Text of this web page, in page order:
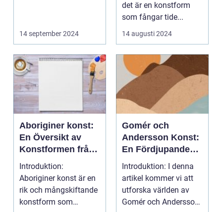
14 september 2024
det är en konstform
som fångar tide...
14 augusti 2024
Aboriginer konst:
En Översikt av
Konstformen från
Australiens
Urinvånare
Introduktion:
Aboriginer konst är en
rik och mångskiftande
konstform som
Gomér och
Andersson Konst:
En Fördjupande
Översikt
Introduktion: I denna
artikel kommer vi att
utforska världen av
Gomér och Andersson